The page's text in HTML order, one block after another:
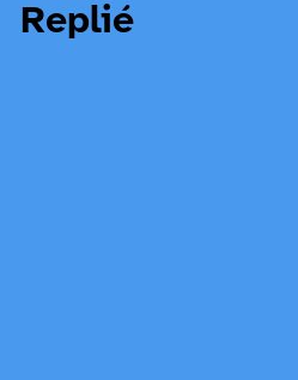
Replié